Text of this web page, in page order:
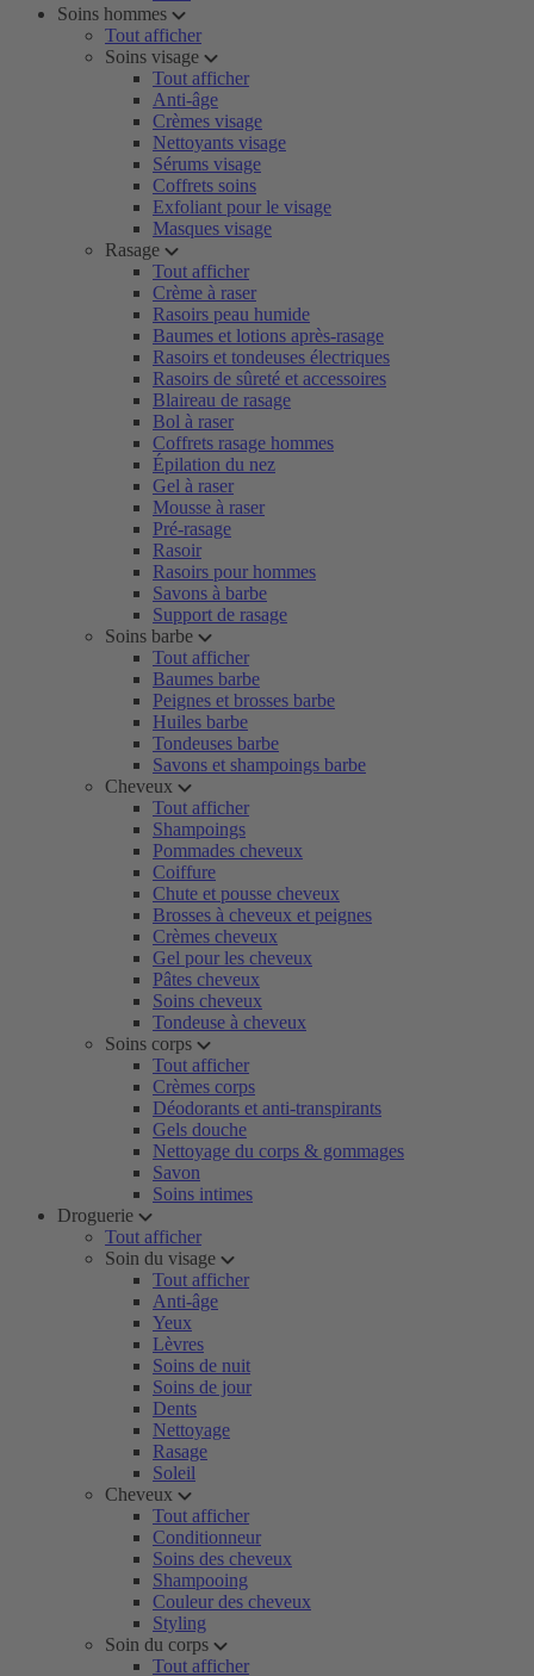
Soins hommes
Tout afficher
Soins visage
Tout afficher
Anti-âge
Crèmes visage
Nettoyants visage
Sérums visage
Coffrets soins
Exfoliant pour le visage
Masques visage
Rasage
Tout afficher
Crème à raser
Rasoirs peau humide
Baumes et lotions après-rasage
Rasoirs et tondeuses électriques
Rasoirs de sûreté et accessoires
Blaireau de rasage
Bol à raser
Coffrets rasage hommes
Épilation du nez
Gel à raser
Mousse à raser
Pré-rasage
Rasoir
Rasoirs pour hommes
Savons à barbe
Support de rasage
Soins barbe
Tout afficher
Baumes barbe
Peignes et brosses barbe
Huiles barbe
Tondeuses barbe
Savons et shampoings barbe
Cheveux
Tout afficher
Shampoings
Pommades cheveux
Coiffure
Chute et pousse cheveux
Brosses à cheveux et peignes
Crèmes cheveux
Gel pour les cheveux
Pâtes cheveux
Soins cheveux
Tondeuse à cheveux
Soins corps
Tout afficher
Crèmes corps
Déodorants et anti-transpirants
Gels douche
Nettoyage du corps & gommages
Savon
Soins intimes
Droguerie
Tout afficher
Soin du visage
Tout afficher
Anti-âge
Yeux
Lèvres
Soins de nuit
Soins de jour
Dents
Nettoyage
Rasage
Soleil
Cheveux
Tout afficher
Conditionneur
Soins des cheveux
Shampooing
Couleur des cheveux
Styling
Soin du corps
Tout afficher